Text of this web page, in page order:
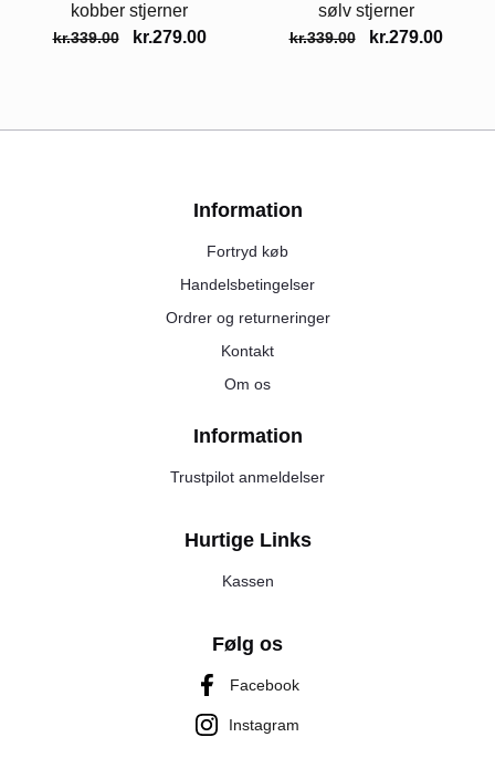
kobber stjerner
kr.339.00 kr.279.00
sølv stjerner
kr.339.00 kr.279.00
Information
Fortryd køb
Handelsbetingelser
Ordrer og returneringer
Kontakt
Om os
Information
Trustpilot anmeldelser
Hurtige Links
Kassen
Følg os
Facebook
Instagram